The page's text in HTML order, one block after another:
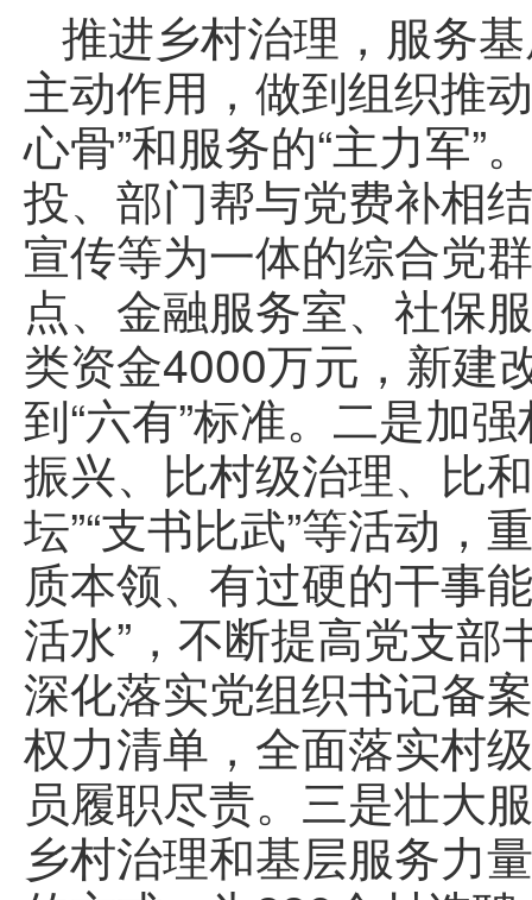
推进乡村治理，服务
主动作用，做到组织推
心骨”和服务的“主力军”
投、部门帮与党费补相
宣传等为一体的综合党
点、金融服务室、社保
类资金4000万元，新建
到“六有”标准。二是加
振兴、比村级治理、比
坛”“支书比武”等活动，
质本领、有过硬的干事
活水”，不断提高党支
深化落实党组织书记备
权力清单，全面落实村
员履职尽责。三是壮大
乡村治理和基层服务力